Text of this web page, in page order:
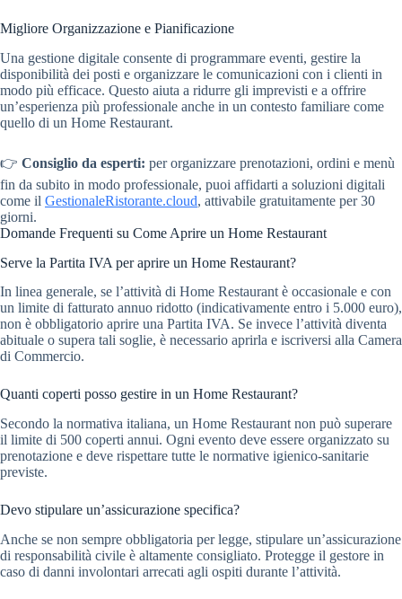
Migliore Organizzazione e Pianificazione
Una gestione digitale consente di programmare eventi, gestire la
disponibilità dei posti e organizzare le comunicazioni con i clienti in
modo più efficace. Questo aiuta a ridurre gli imprevisti e a offrire
un’esperienza più professionale anche in un contesto familiare come
quello di un Home Restaurant.
👉 Consiglio da esperti: per organizzare prenotazioni, ordini e menù
fin da subito in modo professionale, puoi affidarti a soluzioni digitali
come il GestionaleRistorante.cloud, attivabile gratuitamente per 30
giorni.
Domande Frequenti su Come Aprire un Home Restaurant
Serve la Partita IVA per aprire un Home Restaurant?
In linea generale, se l’attività di Home Restaurant è occasionale e con
un limite di fatturato annuo ridotto (indicativamente entro i 5.000 euro),
non è obbligatorio aprire una Partita IVA. Se invece l’attività diventa
abituale o supera tali soglie, è necessario aprirla e iscriversi alla Camera
di Commercio.
Quanti coperti posso gestire in un Home Restaurant?
Secondo la normativa italiana, un Home Restaurant non può superare
il limite di 500 coperti annui. Ogni evento deve essere organizzato su
prenotazione e deve rispettare tutte le normative igienico-sanitarie
previste.
Devo stipulare un’assicurazione specifica?
Anche se non sempre obbligatoria per legge, stipulare un’assicurazione
di responsabilità civile è altamente consigliato. Protegge il gestore in
caso di danni involontari arrecati agli ospiti durante l’attività.